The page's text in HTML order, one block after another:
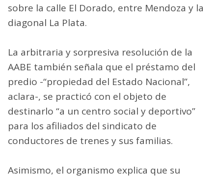
sobre la calle El Dorado, entre Mendoza y la
diagonal La Plata.
La arbitraria y sorpresiva resolución de la
AABE también señala que el préstamo del
predio -“propiedad del Estado Nacional”,
aclara-, se practicó con el objeto de
destinarlo “a un centro social y deportivo”
para los afiliados del sindicato de
conductores de trenes y sus familias.
Asimismo, el organismo explica que su